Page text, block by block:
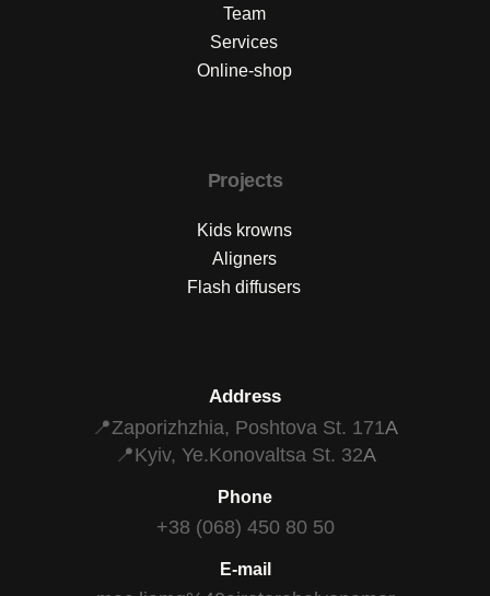
Team
Services
Online-shop
Projects
Kids krowns
Aligners
Flash diffusers
Address
📍Zaporizhzhia, Poshtova St. 171A
📍Kyiv, Ye.Konovaltsa St. 32A
Phone
+38 (068) 450 80 50
E-mail